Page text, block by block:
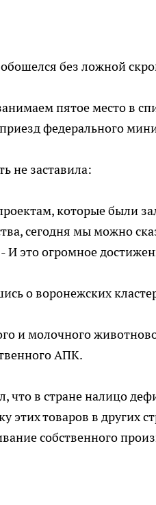
без ложной
пятое место в
федерального
не заставила:
которые были
сегодня мы можно
И это огромное
о воронежских
и молочного
АПК.
что в стране налицо
этих товаров в других
собственного